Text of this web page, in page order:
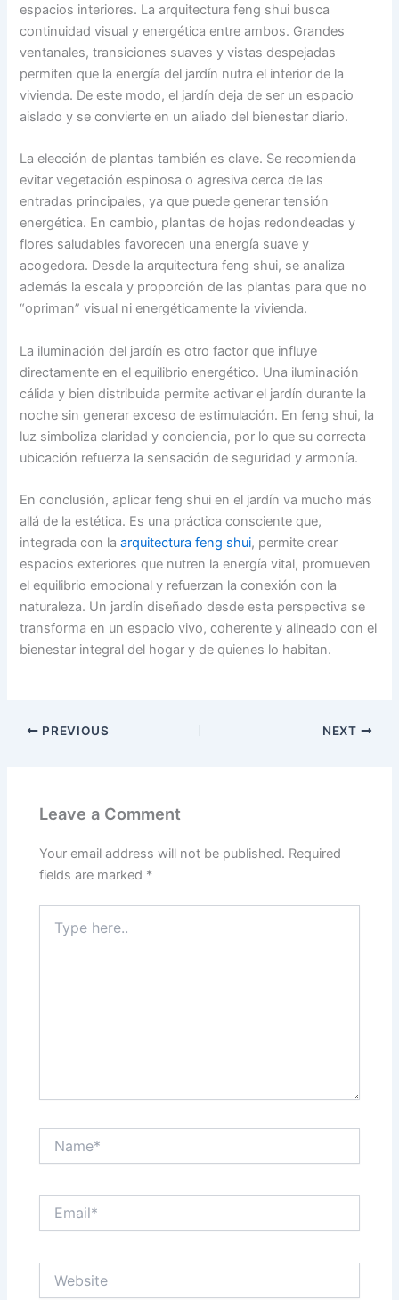
espacios interiores. La arquitectura feng shui busca
continuidad visual y energética entre ambos. Grandes
ventanales, transiciones suaves y vistas despejadas
permiten que la energía del jardín nutra el interior de la
vivienda. De este modo, el jardín deja de ser un espacio
aislado y se convierte en un aliado del bienestar diario.
La elección de plantas también es clave. Se recomienda
evitar vegetación espinosa o agresiva cerca de las
entradas principales, ya que puede generar tensión
energética. En cambio, plantas de hojas redondeadas y
flores saludables favorecen una energía suave y
acogedora. Desde la arquitectura feng shui, se analiza
además la escala y proporción de las plantas para que no
“opriman” visual ni energéticamente la vivienda.
La iluminación del jardín es otro factor que influye
directamente en el equilibrio energético. Una iluminación
cálida y bien distribuida permite activar el jardín durante la
noche sin generar exceso de estimulación. En feng shui, la
luz simboliza claridad y conciencia, por lo que su correcta
ubicación refuerza la sensación de seguridad y armonía.
En conclusión, aplicar feng shui en el jardín va mucho más
allá de la estética. Es una práctica consciente que,
integrada con laarquitectura feng shui, permite crear
espacios exteriores que nutren la energía vital, promueven
el equilibrio emocional y refuerzan la conexión con la
naturaleza. Un jardín diseñado desde esta perspectiva se
transforma en un espacio vivo, coherente y alineado con el
bienestar integral del hogar y de quienes lo habitan.
PREVIOUS NEXT
Leave a Comment
Your email address will not be published. Required
fields are marked *
here..